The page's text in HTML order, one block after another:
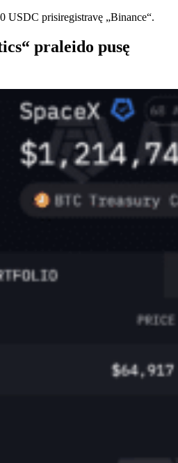
prisiregistravę „Binance“.
praleido pusę